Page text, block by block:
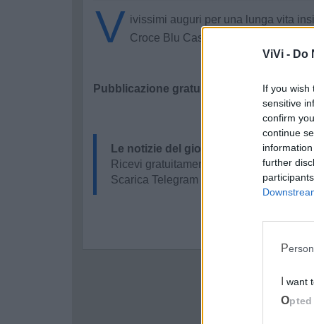
ViVi - Do
If you wish
sensitive
confirm
continue
further
I
V ivissimi auguri per una lunga vita
Croce Blu Castellaneta.
Pubblicazione gratuita tramite codice
Le notizie del giorno sul tuo
Ricevi gratuitamente ogni giorno le
Scarica Telegram e